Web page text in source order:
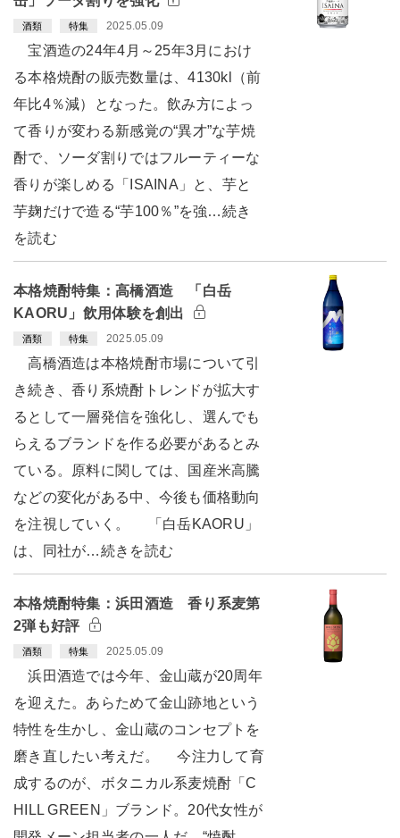
酒類 特集 2025.05.09
宝酒造の24年4月～25年3月におけ
る本格焼酎の販売数量は、4130kl（前
年比4％減）となった。飲み方によっ
て香りが変わる新感覚の“異才”な芋焼
酎で、ソーダ割りではフルーティーな
香りが楽しめる「ISAINA」と、芋と
芋麹だけで造る“芋100％”を強…続き
を読む
本格焼酎特集：高橋酒造 「白岳
KAORU」飲用体験を創出
酒類 特集 2025.05.09
高橋酒造は本格焼酎市場について引
き続き、香り系焼酎トレンドが拡大す
るとして一層発信を強化し、選んでも
らえるブランドを作る必要があるとみ
ている。原料に関しては、国産米高騰
などの変化がある中、今後も価格動向
を注視していく。 「白岳KAORU」
は、同社が…続きを読む
本格焼酎特集：浜田酒造 香り系麦第
2弾も好評
酒類 特集 2025.05.09
浜田酒造では今年、金山蔵が20周年
を迎えた。あらためて金山跡地という
特性を生かし、金山蔵のコンセプトを
磨き直したい考えだ。 今注力して育
成するのが、ボタニカル系麦焼酎「C
HILL GREEN」ブランド。20代女性が